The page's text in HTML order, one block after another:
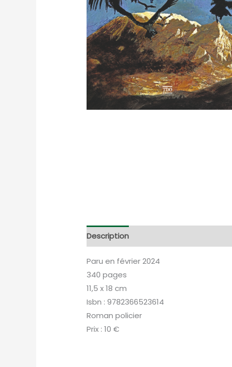
Description
Paru en février 2024
340 pages
11,5 x 18 cm
Isbn : 9782366523614
Roman policier
Prix : 10 €